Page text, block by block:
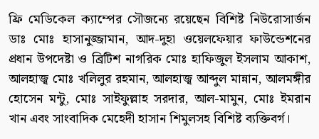
ফ্রি মেডিকেল ক্যাম্পের সৌজন্যে রয়েছেন বিশিষ্ট নিউরোসার্জন
ডাঃ মোঃ হাসানুজ্জামান, আদ-দুহা ওয়েলফেয়ার ফাউন্ডেশনের
প্রধান উপদেষ্টা ও ব্রিটিশ নাগরিক মোঃ হাফিজুল ইসলাম আকাশ,
আলহাজ্ব মোঃ খলিলুর রহমান, আলহাজ্ব আব্দুল মান্নান, আলমঙ্গীর
হোসেন মন্টু, মোঃ সাইফুল্লাহ সরদার, আল-মামুন, মোঃ ইমরান
খান এবং সাংবাদিক মেহেদী হাসান শিমুলসহ বিশিষ্ট ব্যক্তিবর্গ।